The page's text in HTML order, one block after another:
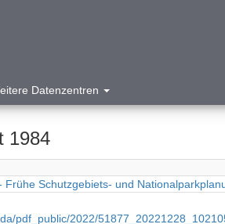
Datenzentren
1984
Frühe Schutzgebiets- und
pdf_public/2022/